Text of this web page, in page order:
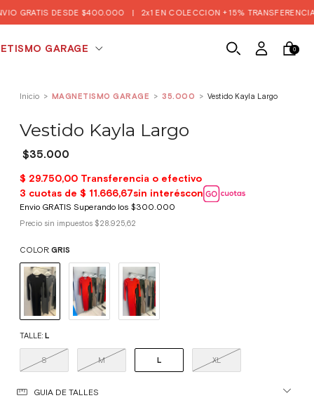
$400.000 | 2x1 EN COLECCION + 15% TRANSFERENCIA Y EFECTIVO 🔥
GARAGE 0
Inicio > MAGNETISMO GARAGE > 35.000 > Vestido Kayla Largo
Vestido Kayla Largo
$35.000
Precio sin impuestos $28.925,62
COLOR: GRIS
TALLE: L
S M L XL
GUIA DE TALLES